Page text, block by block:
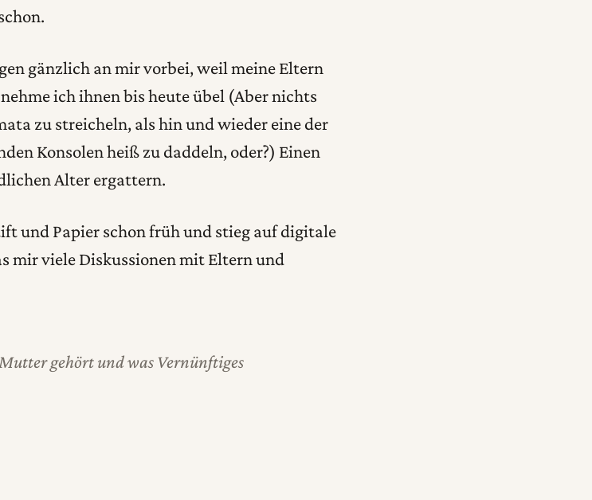
gänzlich an mir vorbei, weil meine Eltern
ich ihnen bis heute übel (Aber nichts
zu streicheln, als hin und wieder eine der
Konsolen heiß zu daddeln, oder?) Einen
Alter ergattern.
und Papier schon früh und stieg auf digitale
mir viele Diskussionen mit Eltern und
gehört und was Vernünftiges